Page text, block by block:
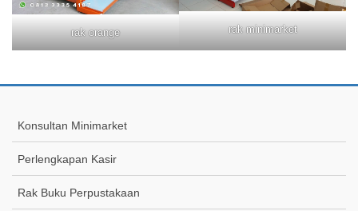
rak orange rak minimarket
Konsultan Minimarket
Perlengkapan Kasir
Rak Buku Perpustakaan